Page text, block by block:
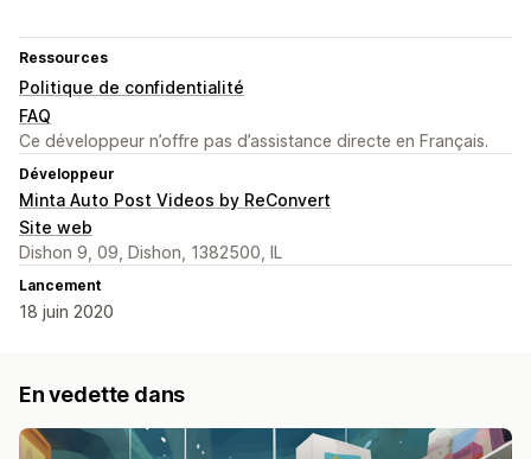
Ressources
Politique de confidentialité
FAQ
Ce développeur n’offre pas d’assistance directe en Français.
Développeur
Minta Auto Post Videos by ReConvert
Site web
Dishon 9, 09, Dishon, 1382500, IL
Lancement
18 juin 2020
En vedette dans